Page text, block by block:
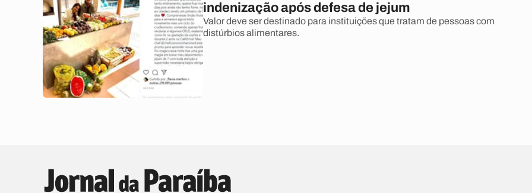
indenização após defesa de jejum
Valor deve ser destinado para instituições que tratam de pessoas com
distúrbios alimentares.